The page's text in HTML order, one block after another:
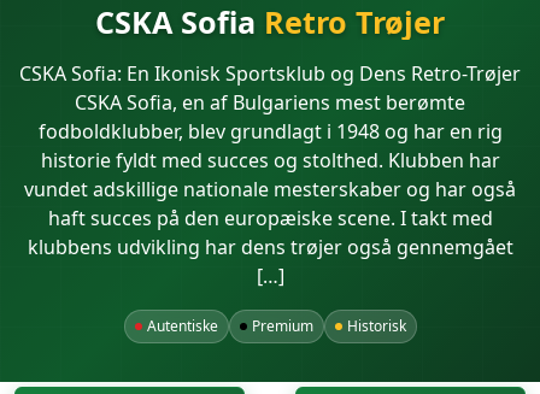
CSKA Sofia Retro Trøjer
CSKA Sofia: En Ikonisk Sportsklub og Dens Retro-Trøjer
CSKA Sofia, en af Bulgariens mest berømte
fodboldklubber, blev grundlagt i 1948 og har en rig
historie fyldt med succes og stolthed. Klubben har
vundet adskillige nationale mesterskaber og har også
haft succes på den europæiske scene. I takt med
klubbens udvikling har dens trøjer også gennemgået
[…]
Autentiske Premium Historisk